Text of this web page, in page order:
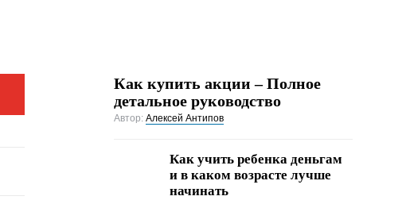
Как купить акции – Полное
детальное руководство
Автор: Алексей Антипов
Как учить ребенка деньгам
и в каком возрасте лучше
начинать